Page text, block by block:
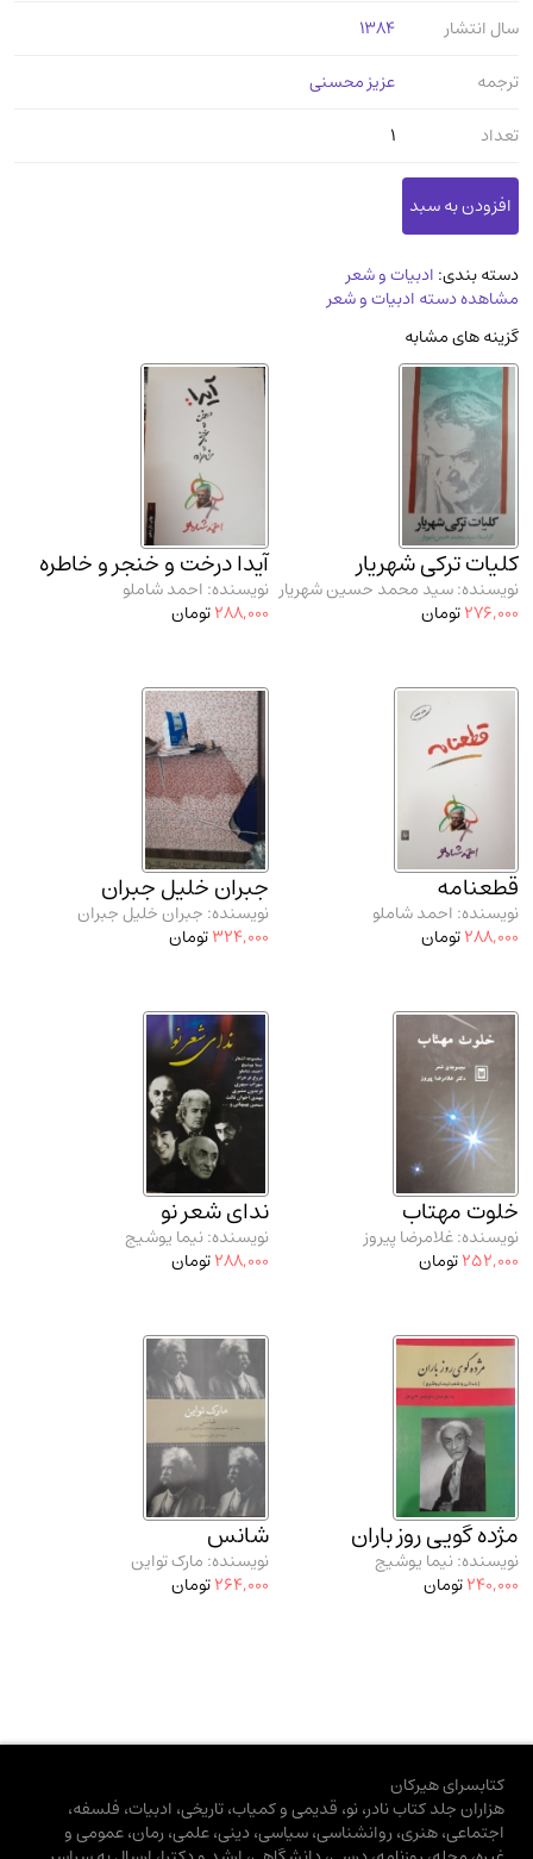
طراحی هنر و نقاشی و مجسمه سازی
کتاب چاپ سنگی و کتاب خطی قدیمی
جغرافیا
و آزمونها(2)
آموزشی و کنکوری
مدرسان شریف و انتشارت ارشد کتاب‌های..
سال انتشار
1384
ترجمه
عزیز محسنی
تعداد
1
دسته بندی: ادبیات و شعر
مشاهده دسته ادبیات و شعر
گزینه های مشابه
کلیات ترکی شهریار
نویسنده: سید محمد حسین شهریار
276,000تومان
آیدا درخت و خنجر و خاطره
نویسنده: احمد شاملو
288,000تومان
قطعنامه
نویسنده: احمد شاملو
288,000تومان
جبران خلیل جبران
نویسنده: جبران خلیل جبران
324,000تومان
خلوت مهتاب
نویسنده: غلامرضا پیروز
252,000تومان
ندای شعر نو
نویسنده: نیما یوشیج
288,000تومان
مژده گویی روز باران
نویسنده: نیما یوشیج
240,000تومان
شانس
نویسنده: مارک تواین
264,000تومان
کتابسرای هیرکان
هزاران جلد کتاب نادر، نو، قدیمی و کمیاب، تاریخی، ادبیات، فلسفه،
اجتماعی، هنری، روانشناسی، سیاسی، دینی، علمی، رمان، عمومی و